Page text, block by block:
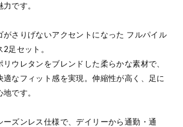
です。
がさりげないアクセントになった フルパイル
足セット。
ウレタンをブレンドした柔らかな素材で、
適なフィット感を実現。伸縮性が高く、足に
です。
ズンレス仕様で、デイリーから通勤・通